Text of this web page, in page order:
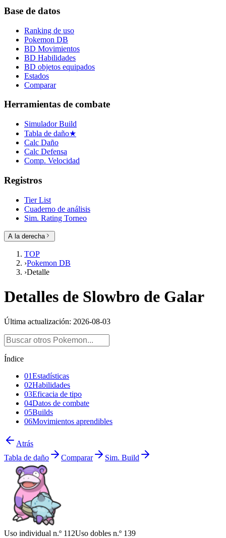
Base de datos
Ranking de uso
Pokemon DB
BD Movimientos
BD Habilidades
BD objetos equipados
Estados
Comparar
Herramientas de combate
Simulador Build
Tabla de daño★
Calc Daño
Calc Defensa
Comp. Velocidad
Registros
Tier List
Cuaderno de análisis
Sim. Rating Torneo
A la derecha
TOP
›Pokemon DB
›Detalle
Detalles de Slowbro de Galar
Última actualización: 2026-08-03
Índice
01Estadísticas
02Habilidades
03Eficacia de tipo
04Datos de combate
05Builds
06Movimientos aprendibles
Atrás
Tabla de daño
Comparar Sim. Build
Uso individual n.º 112Uso dobles n.º 139